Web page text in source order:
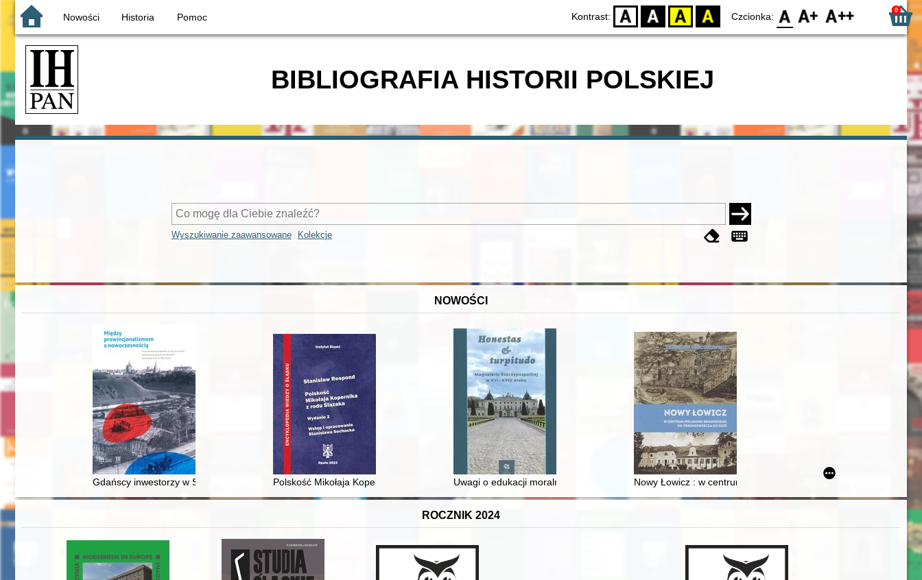
Nowości Historia Pomoc Kontrast: D BW YB BY Czcionka: F0 F1 F2 0
BIBLIOGRAFIA HISTORII POLSKIEJ
Wyszukiwanie zaawansowane Kolekcje
NOWOŚCI
Gdańscy inwestorzy w Sopocie : prestiż finansowy i towarzyski lokalnego mieszczaństwa w 2. poł. XIX w
Polskość Mikołaja Kopernika z rodu ŚlązakaUwagi o edukacji moralnej synów szlacheckich w XVI-wiecznej Rzeczypospolitej
Nowy Łowicz : w centrum poligonu drawskiego od średniowiecza
ROCZNIK 2024